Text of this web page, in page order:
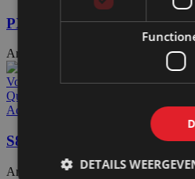
PX6019 / S61
Artikelnummer: 24920 Excl.
Voeg toe aan offerteaanvraag
Quick view
Add to wishlist
S80
Artikelnummer: 25053€ 37,10 Excl.
DETAILS